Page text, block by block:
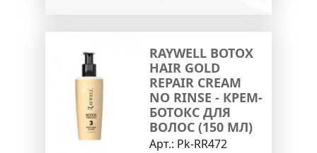
RAYWELL BOTOX
HAIR GOLD
REPAIR CREAM
NO RINSE - КРЕМ-
БОТОКС ДЛЯ
ВОЛОС (150 МЛ)
Арт.: Pk-RR472